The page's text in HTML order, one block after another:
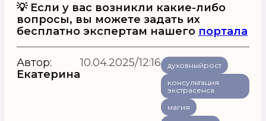
💡 Если у вас возникли какие-либо
вопросы, вы можете задать их
бесплатно экспертам нашего портала
Автор:
Екатерина
10.04.2025/12:16
духовныйрост
консультация
экстрасенса
магия